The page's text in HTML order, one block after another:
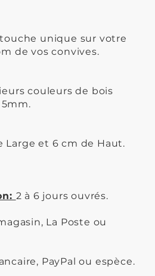
unique sur votre
de vos convives.
couleurs de bois
Large et 6 cm de Haut.
2 à 6 jours ouvrés.
La Poste ou
PayPal ou espèce.